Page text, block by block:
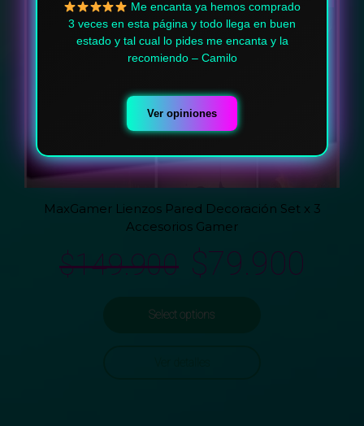
Me encanta ya hemos comprado
3 veces en esta página y todo llega en buen
estado y tal cual lo pides me encanta y la
recomiendo – Camilo
Ver opiniones
MaxGamer Lienzos Pared Decoración Set x 3
Accesorios Gamer
$149.900 $79.900
Select options